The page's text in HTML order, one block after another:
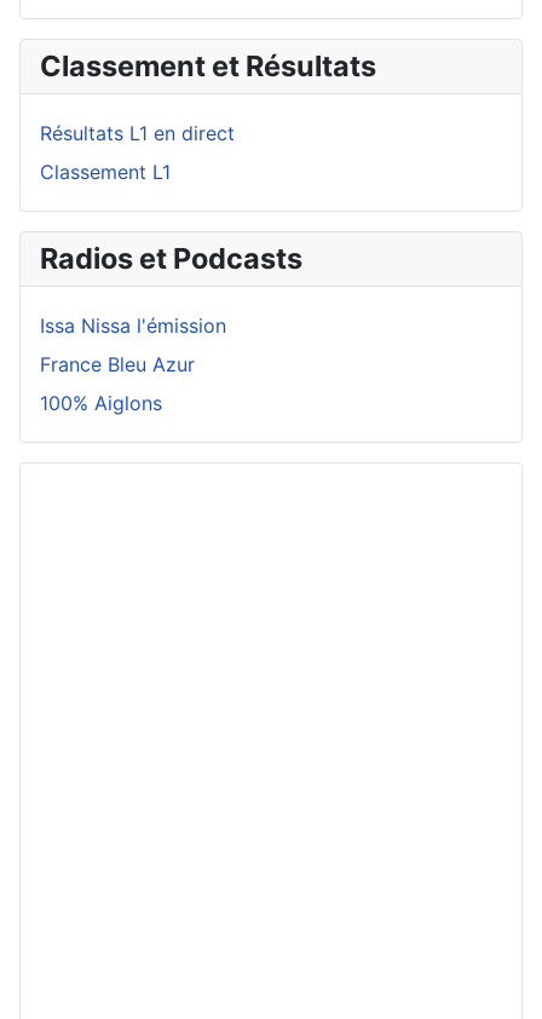
Classement et Résultats
Résultats L1 en direct
Classement L1
Radios et Podcasts
Issa Nissa l'émission
France Bleu Azur
100% Aiglons